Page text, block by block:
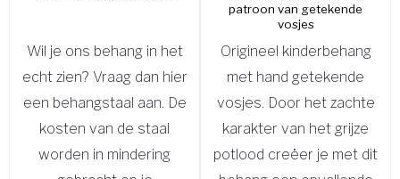
Wil je ons behang in het
echt zien? Vraag dan hier
een behangstaal aan. De
kosten van de staal
worden in mindering
patroon van getekende
vosjes
Origineel kinderbehang
met hand getekende
vosjes. Door het zachte
karakter van het grijze
potlood creëer je met dit